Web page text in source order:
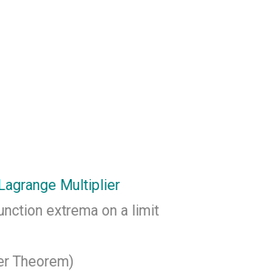
Multiplier
extrema on a limit
Theorem)